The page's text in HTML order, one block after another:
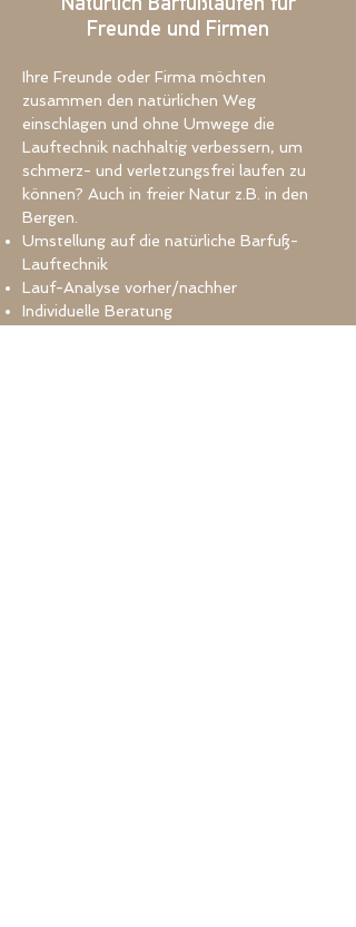
Freunde und Firmen
Ihre Freunde oder Firma möchten
zusammen den natürlichen Weg
einschlagen und ohne Umwege die
Lauftechnik nachhaltig verbessern, um
schmerz- und verletzungsfrei laufen zu
können? Auch in freier Natur z.B. in den
Bergen.
Umstellung auf die natürliche Barfuß-
Lauftechnik
Lauf-Analyse vorher/nachher
Individuelle Beratung